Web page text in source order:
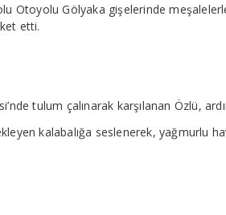
Otoyolu Gölyaka gişelerinde
etti.
tulum çalınarak karşılanan Özlü,
kalabalığa seslenerek, yağmurlu